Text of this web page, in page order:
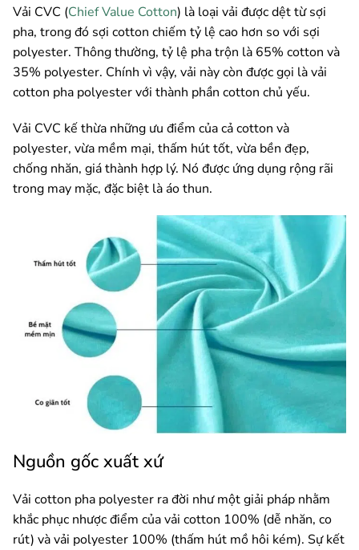
Vải CVC (Chief Value Cotton) là loại vải được dệt từ sợi
pha, trong đó sợi cotton chiếm tỷ lệ cao hơn so với sợi
polyester. Thông thường, tỷ lệ pha trộn là 65% cotton và
35% polyester. Chính vì vậy, vải này còn được gọi là vải
cotton pha polyester với thành phần cotton chủ yếu.
Vải CVC kế thừa những ưu điểm của cả cotton và
polyester, vừa mềm mại, thấm hút tốt, vừa bền đẹp,
chống nhăn, giá thành hợp lý. Nó được ứng dụng rộng rãi
trong may mặc, đặc biệt là áo thun.
Nguồn gốc xuất xứ
Vải cotton pha polyester ra đời như một giải pháp nhằm
khắc phục nhược điểm của vải cotton 100% (dễ nhăn, co
rút) và vải polyester 100% (thấm hút mồ hôi kém). Sự kết